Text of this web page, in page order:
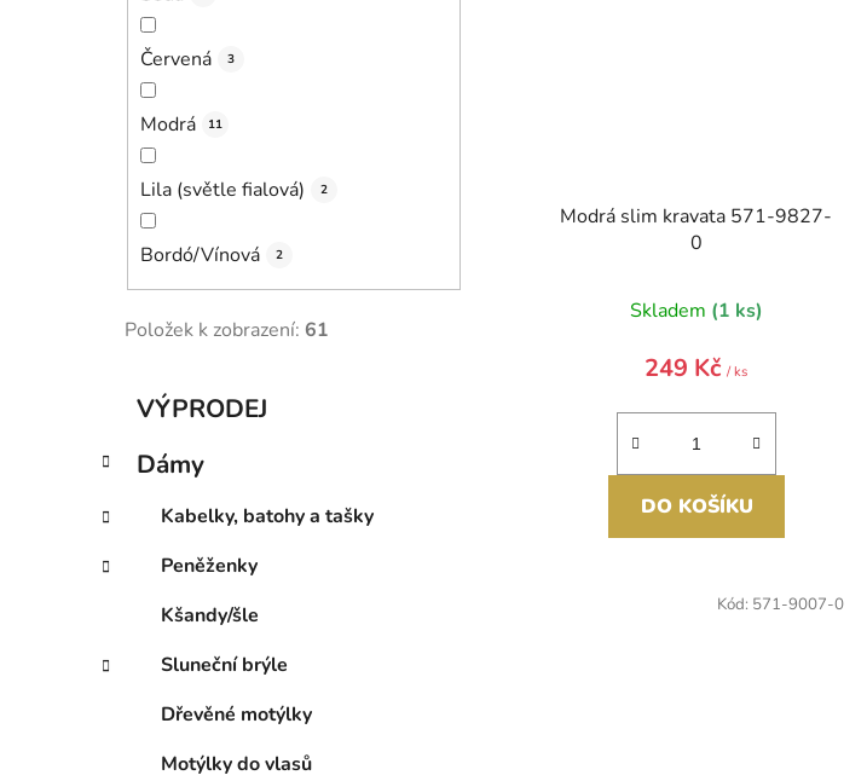
Červená 3
Modrá 11
Lila (světle fialová) 2
Bordó/Vínová 2
Položek k zobrazení: 61
Přeskočit
kategorie
e
o
i
VÝPRODEJ
Dámy
Kabelky, batohy a tašky
Peněženky
Kšandy/šle
Sluneční brýle
Dřevěné motýlky
Motýlky do vlasů
Modrá slim kravata 571-9827-
0
Skladem (1 ks)
249 Kč/ ks
DO KOŠÍKU
Kód: 571-9007-0